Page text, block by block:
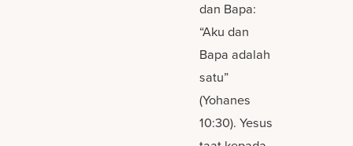
dan Bapa:
“Aku dan
Bapa adalah
satu”
(Yohanes
10:30). Yesus